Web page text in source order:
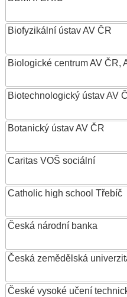
Biofyzikální ústav AV ČR
Biologické centrum AV ČR,
Biotechnologický ústav AV
Botanický ústav AV ČR
Caritas VOŠ sociální
Catholic high school Třebíč
Česká národní banka
Česká zemědělská
České vysoké učení